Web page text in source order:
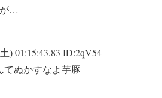
…
) 01:15:43.83 ID:2qV54
てぬかすなよ芋豚